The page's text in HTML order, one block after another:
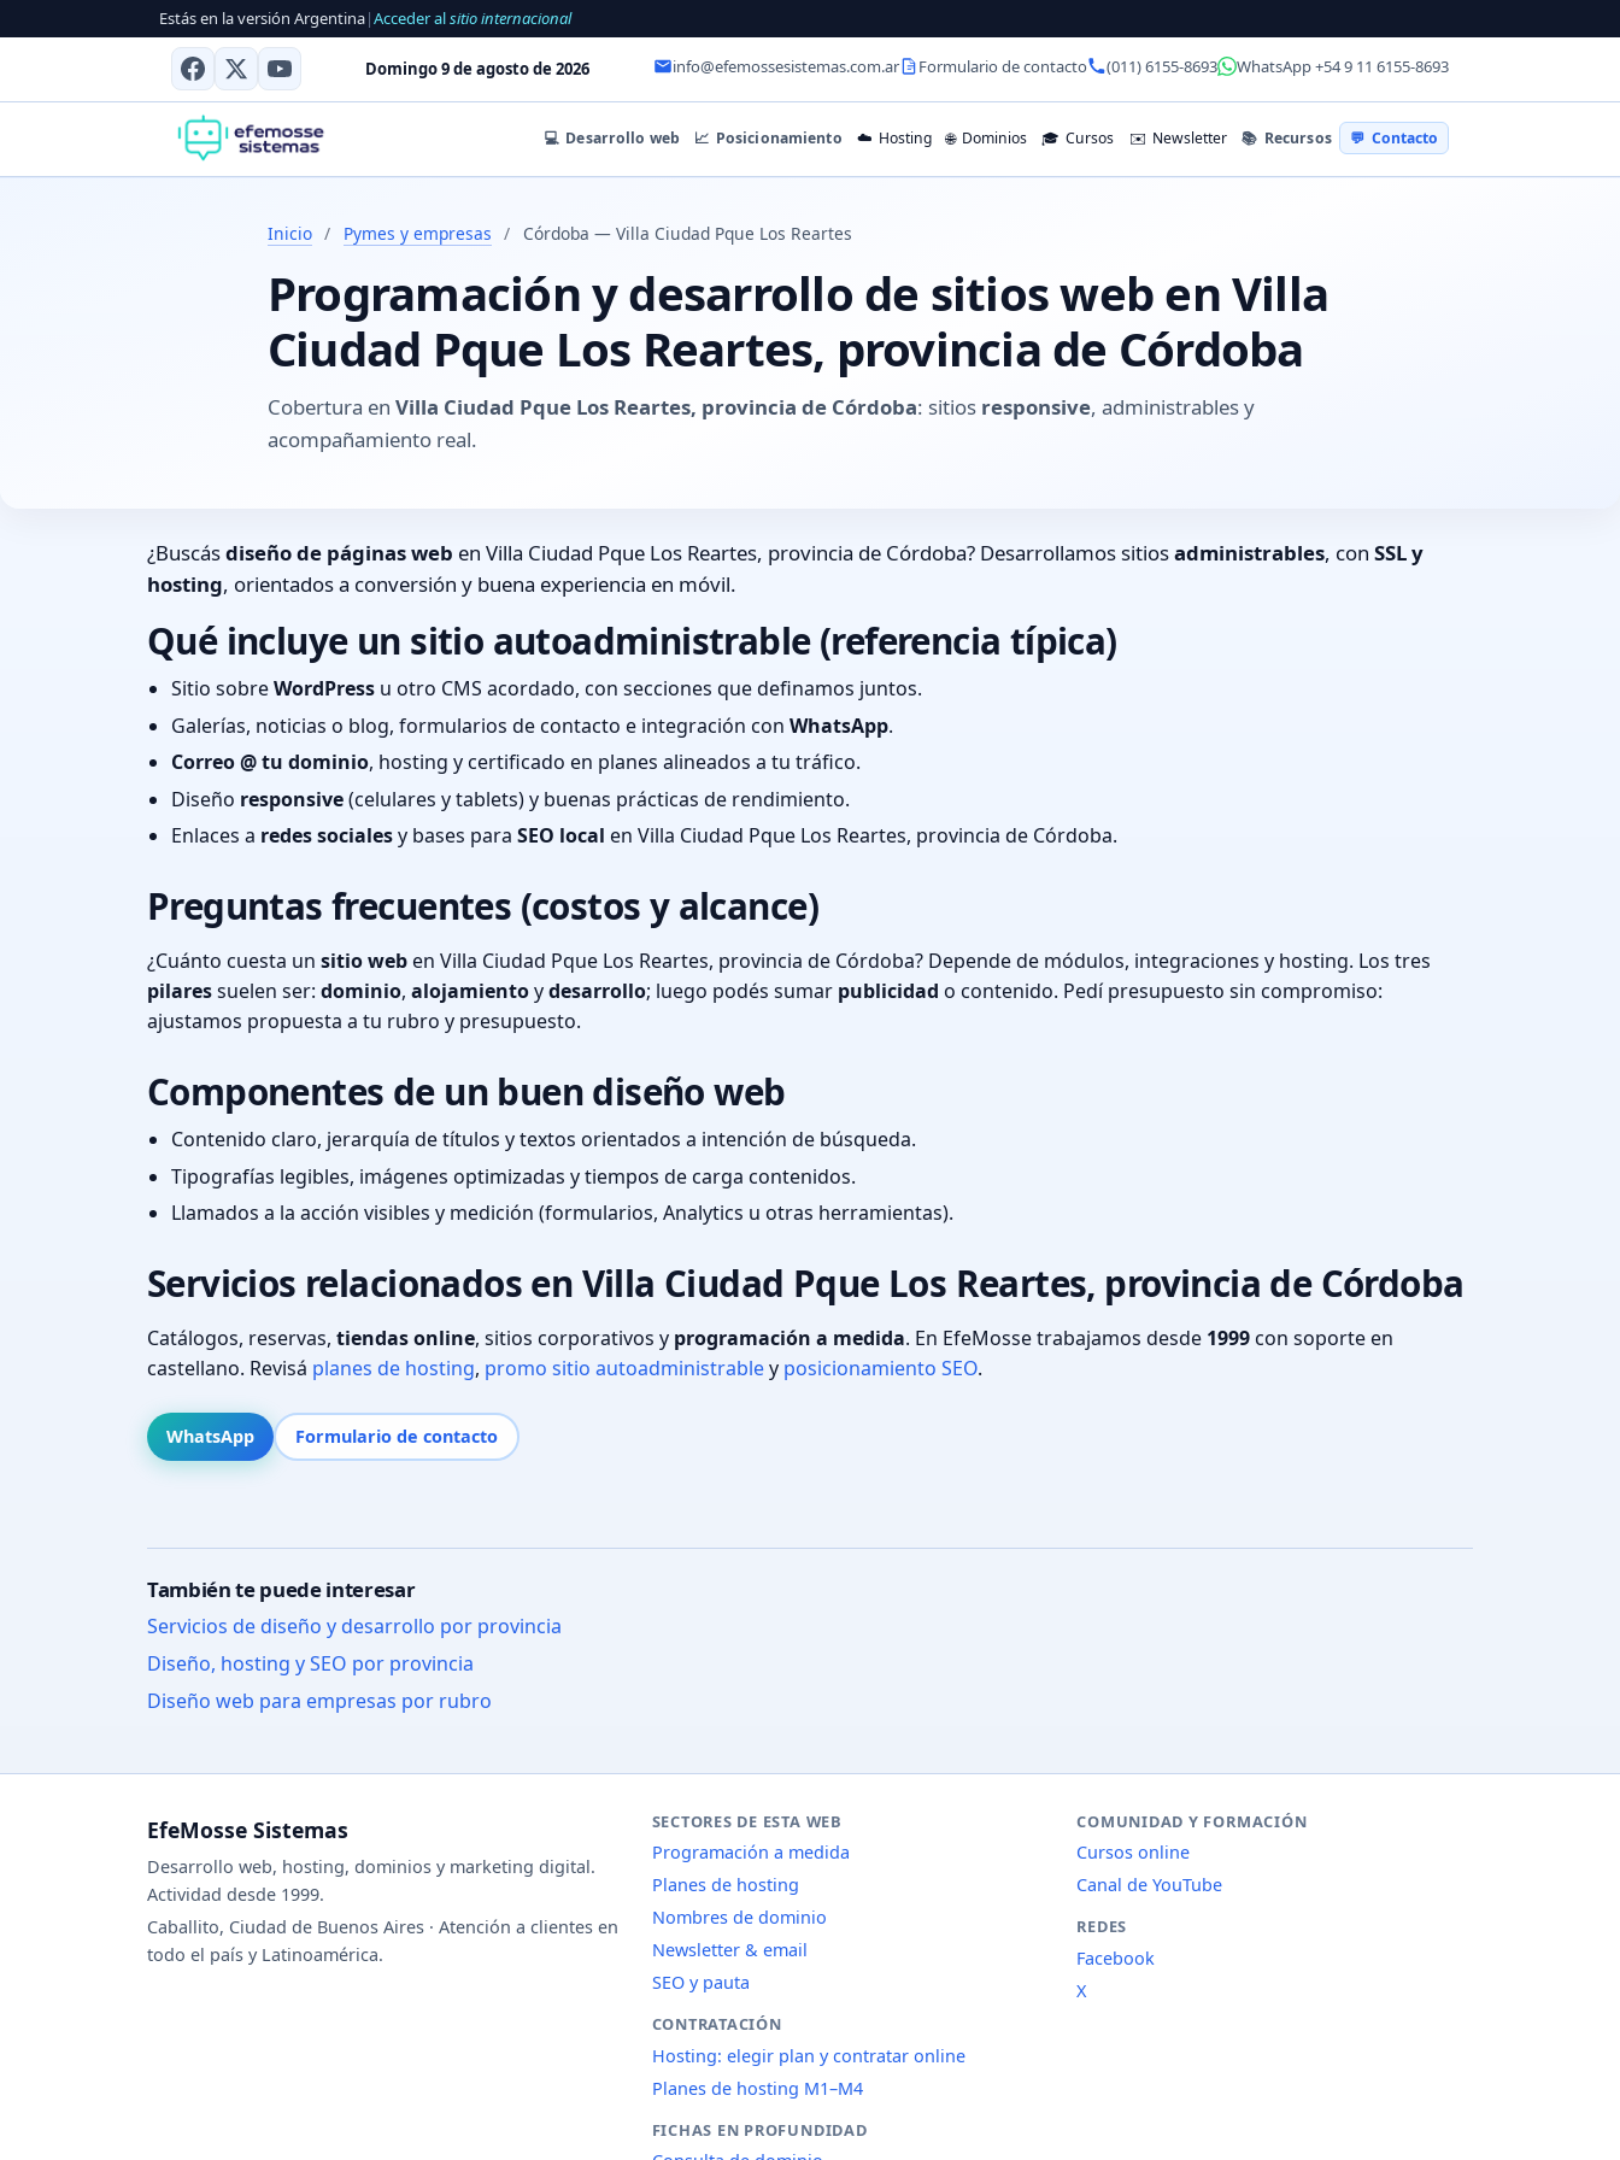
Estás en la versión Argentina|Acceder alsitio internacional
Domingo 9 de agosto de 2026 info@efemossesistemas.com.ar Formulario de contacto (011) 6155-8693 WhatsApp +54 9 11 6155-8693
💻 Desarrollo web 📈 Posicionamiento ☁️ Hosting 🌐 Dominios 🎓 Cursos ✉️ Newsletter 📚 Recursos 💬 Contacto
Inicio / Pymes y empresas / Córdoba — Villa Ciudad Pque Los Reartes
Programación y desarrollo de sitios web en Villa
Ciudad Pque Los Reartes, provincia de Córdoba
Cobertura en Villa Ciudad Pque Los Reartes, provincia de Córdoba: sitios responsive, administrables y
acompañamiento real.
¿Buscásdiseño de páginas web en Villa Ciudad Pque Los Reartes, provincia de Córdoba? Desarrollamos sitiosadministrables, con SSL y
hosting, orientados a conversión y buena experiencia en móvil.
Qué incluye un sitio autoadministrable (referencia típica)
Sitio sobreWordPress u otro CMS acordado, con secciones que definamos juntos.
Galerías, noticias o blog, formularios de contacto e integración con WhatsApp.
Correo @ tu dominio, hosting y certificado en planes alineados a tu tráfico.
Diseño responsive(celulares y tablets) y buenas prácticas de rendimiento.
Enlaces a redes socialesy bases para SEO local en Villa Ciudad Pque Los Reartes, provincia de Córdoba.
Preguntas frecuentes (costos y alcance)
¿Cuánto cuesta un sitio weben Villa Ciudad Pque Los Reartes, provincia de Córdoba? Depende de módulos, integraciones y hosting. Los tres
pilaressuelen ser: dominio, alojamientoydesarrollo; luego podés sumar publicidad o contenido. Pedí presupuesto sin compromiso:
ajustamos propuesta a tu rubro y presupuesto.
Componentes de un buen diseño web
Contenido claro, jerarquía de títulos y textos orientados a intención de búsqueda.
Tipografías legibles, imágenes optimizadas y tiempos de carga contenidos.
Llamados a la acción visibles y medición (formularios, Analytics u otras herramientas).
Servicios relacionados en Villa Ciudad Pque Los Reartes, provincia de Córdoba
Catálogos, reservas, tiendas online, sitios corporativos y programación a medida. En EfeMosse trabajamos desde 1999con soporte en
castellano. Revisá planes de hosting, promo sitio autoadministrabley posicionamiento SEO.
WhatsApp Formulario de contacto
También te puede interesar
Servicios de diseño y desarrollo por provincia
Diseño, hosting y SEO por provincia
Diseño web para empresas por rubro
EfeMosse Sistemas
Desarrollo web, hosting, dominios y marketing digital.
Actividad desde 1999.
Caballito, Ciudad de Buenos Aires · Atención a clientes en
todo el país y Latinoamérica.
SECTORES DE ESTA WEB
Programación a medida
Planes de hosting
Nombres de dominio
Newsletter & email
SEO y pauta
CONTRATACIÓN
Hosting: elegir plan y contratar online
Planes de hosting M1–M4
FICHAS EN PROFUNDIDAD
COMUNIDAD Y FORMACIÓN
Cursos online
Canal de YouTube
REDES
Facebook
X